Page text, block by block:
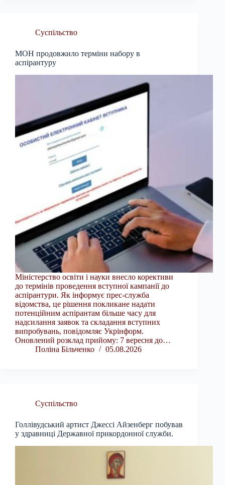
Суспільство
МОН продовжило терміни набору в
аспірантуру
Міністерство освіти і науки внесло корективи
до термінів проведення вступної кампанії до
аспірантури. Як інформує прес-служба
відомства, це рішення покликане надати
потенційним аспірантам більше часу для
надсилання заявок та складання вступних
випробувань, повідомляє Укрінформ.
Оновлений розклад прийому: 7 вересня до…
Поліна Більченко
05.08.2026
Суспільство
Голлівудський артист Джессі Айзенберг побував
у здравниці Державної прикордонної служби.